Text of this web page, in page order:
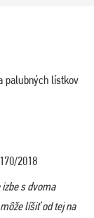
palubných lístkov
2018
s dvoma
líšiť od tej na